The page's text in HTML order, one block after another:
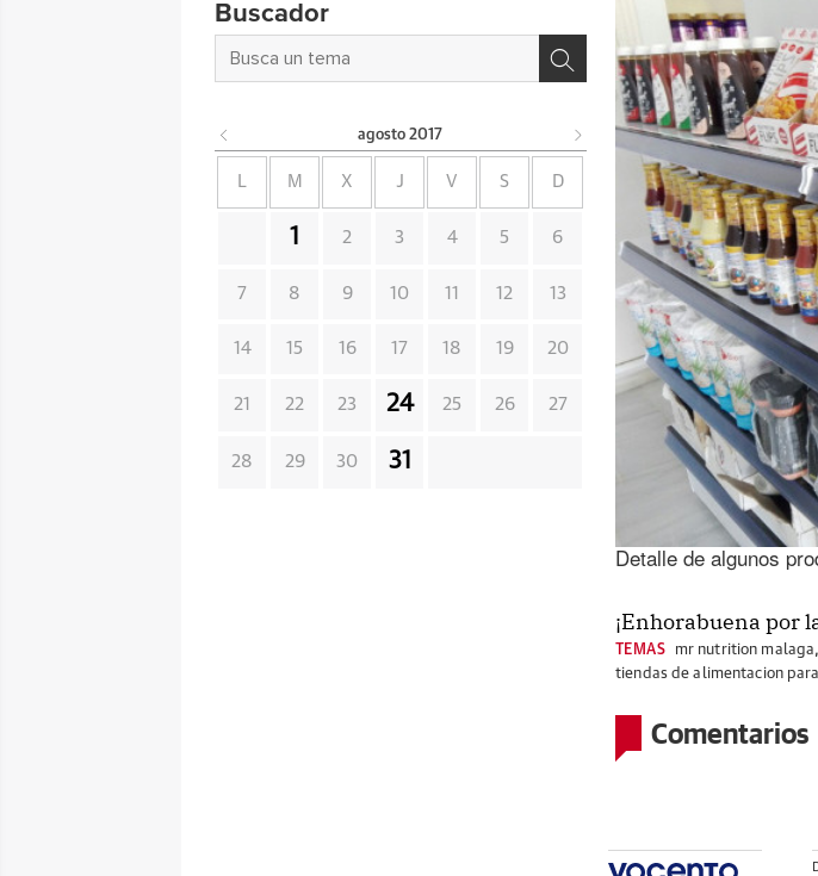
Detalle de algunos
¡Enhorabuena por
TEMAS mr nutrition malaga,
tiendas de alimentacion
Comentarios
Buscador
agosto 2017
L M X J V S D
1 2 3 4 5 6
7 8 9 10 11 12 13
14 15 16 17 18 19 20
21 22 23 24 25 26 27
28 29 30 31